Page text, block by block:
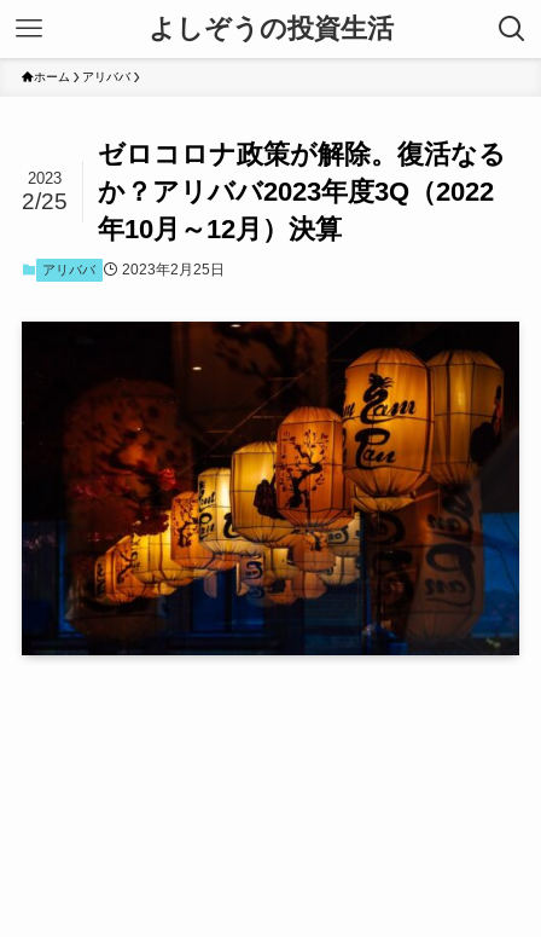
よしぞうの投資生活
ホーム アリババ
ゼロコロナ政策が解除。復活なる
か？アリババ2023年度3Q（2022
年10月～12月）決算
2023
2/25
アリババ 2023年2月25日